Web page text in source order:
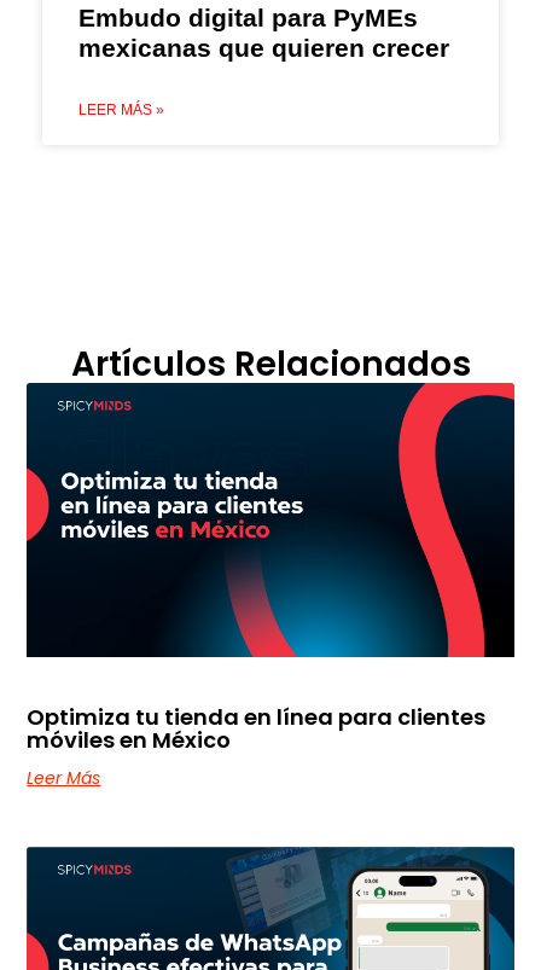
Embudo digital para PyMEs
mexicanas que quieren crecer
LEER MÁS »
Artículos Relacionados
Optimiza tu tienda en línea para clientes
móviles en México
Leer Más